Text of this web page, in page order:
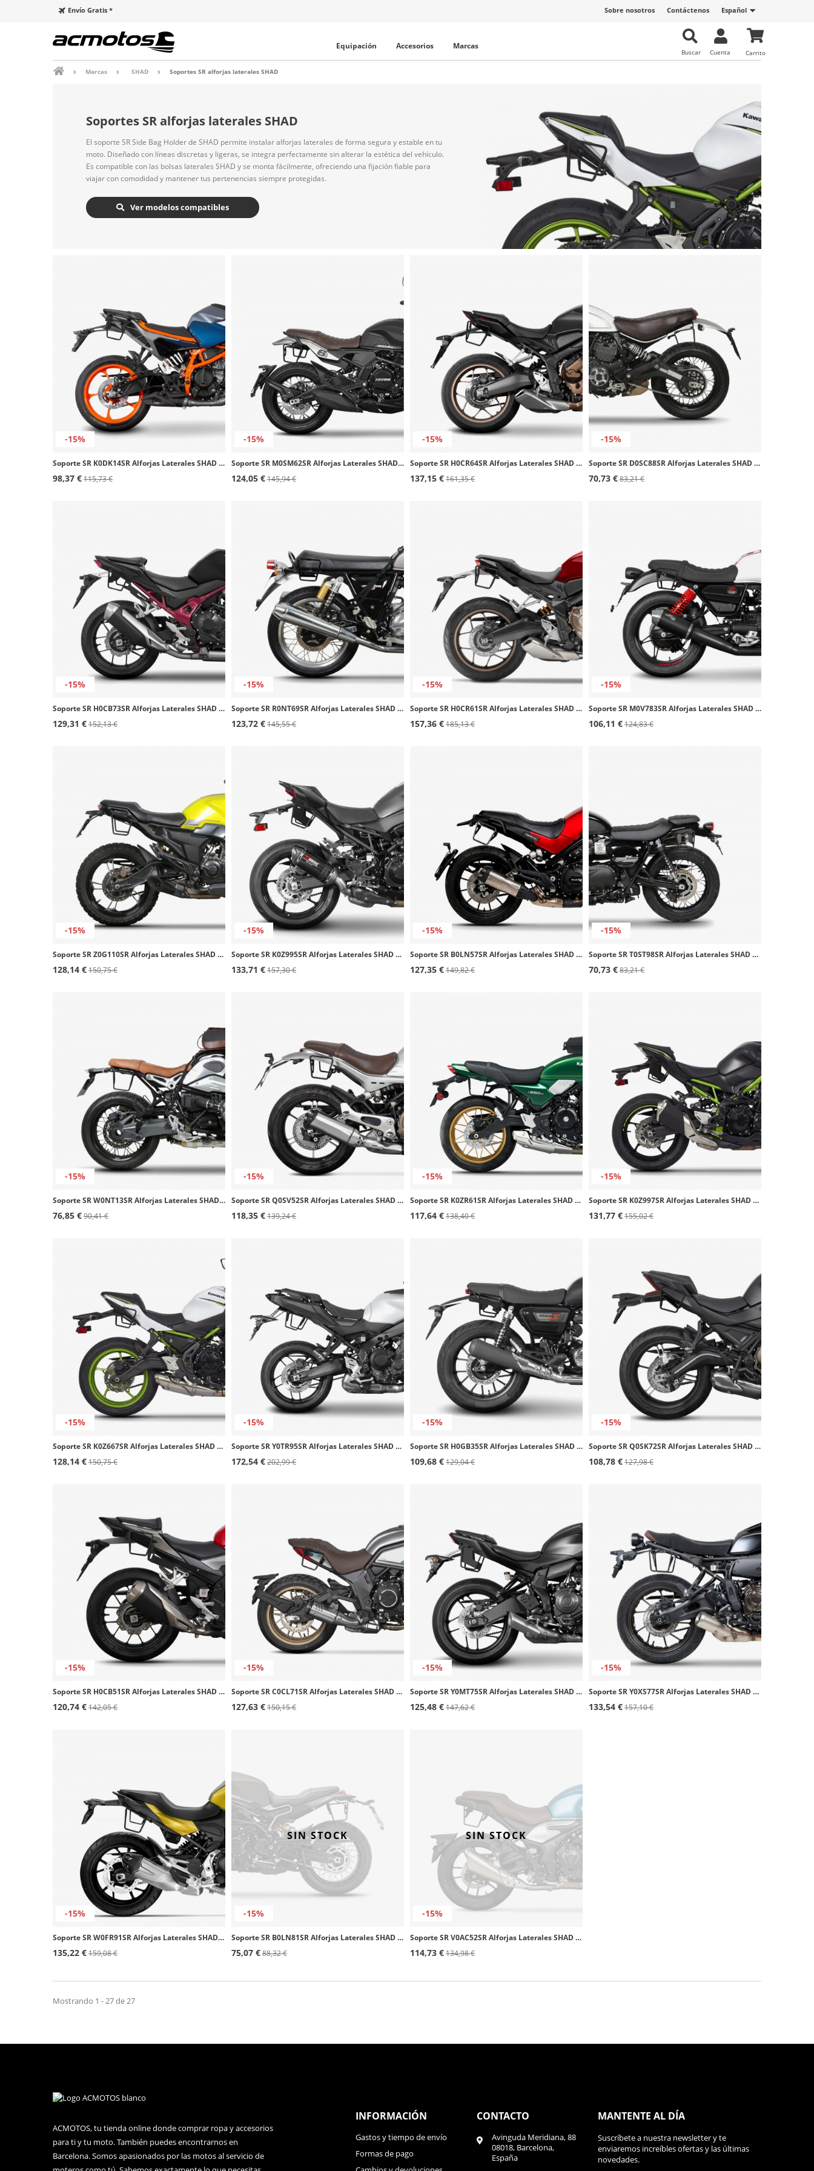
Español
Contáctenos
Sobre nosotros
Envío Gratis *
Carrito
Cuenta
Buscar
Equipación Accesorios Marcas
Marcas SHAD Soportes SR alforjas laterales SHAD
Soportes SR alforjas laterales SHAD
El soporte SR Side Bag Holder de SHAD permite instalar alforjas laterales de forma segura y estable en tu
moto. Diseñado con líneas discretas y ligeras, se integra perfectamente sin alterar la estética del vehículo.
Es compatible con las bolsas laterales SHAD y se monta fácilmente, ofreciendo una fijación fiable para
viajar con comodidad y mantener tus pertenencias siempre protegidas.
Ver modelos compatibles
-15%
Soporte SR K0DK14SR Alforjas Laterales SHAD KTM Duke 125 / 390 (24-25)
98,37 €115,73 €
-15%
Soporte SR M0SM62SR Alforjas Laterales SHAD Moto Morini Seiemmezzo STR (22-25)
124,05 €145,94 €
-15%
Soporte SR H0CR64SR Alforjas Laterales SHAD Honda CB650R / CBR650R (24-25)
137,15 €161,35 €
-15%
Soporte SR D0SC88SR Alforjas Laterales SHAD Ducati Scrambler 800 Icon/Classic (15-25)
70,73 €83,21 €
-15%
Soporte SR H0CB73SR Alforjas Laterales SHAD Honda CB750 Hornet (23-25)
129,31 €152,13 €
-15%
Soporte SR R0NT69SR Alforjas Laterales SHAD Royal Enfield Interceptor (19-25)
123,72 €145,55 €
-15%
Soporte SR H0CR61SR Alforjas Laterales SHAD Honda CB650R (20-23), CBR650R (21-23)
157,36 €185,13 €
-15%
Soporte SR M0V783SR Alforjas Laterales SHAD Moto Guzzi V7 Special Edition / Stone (23-25)
106,11 €124,83 €
-15%
Soporte SR Z0G110SR Alforjas Laterales SHAD Zontes G1-125/X/Scrambler 125 (20-25), GK125/X (22-25)
128,14 €150,75 €
-15%
Soporte SR K0Z995SR Alforjas Laterales SHAD Kawasaki Z900 (25-26)
133,71 €157,30 €
-15%
Soporte SR B0LN57SR Alforjas Laterales SHAD Benelli Leoncino 500/502i / Trail (17-25)
127,35 €149,82 €
-15%
Soporte SR T0ST98SR Alforjas Laterales SHAD Triumph Street Scrambler 900 (18-25)
70,73 €83,21 €
-15%
Soporte SR W0NT13SR Alforjas Laterales SHAD BMW R NINET 1200 (13-23)
76,85 €90,41 €
-15%
Soporte SR Q0SV52SR Alforjas Laterales SHAD QJMOTOR SRV550 (22-25)
118,35 €139,24 €
-15%
Soporte SR K0ZR61SR Alforjas Laterales SHAD Kawasaki Z650RS (21-25)
117,64 €138,40 €
-15%
Soporte SR K0Z997SR Alforjas Laterales SHAD Kawasaki Z900 (17-24)
131,77 €155,02 €
-15%
Soporte SR K0Z667SR Alforjas Laterales SHAD Kawasaki Z650 (16-25)
128,14 €150,75 €
-15%
Soporte SR Y0TR95SR Alforjas Laterales SHAD Yamaha Tracer 9 (25-26)
172,54 €202,99 €
-15%
Soporte SR H0GB35SR Alforjas Laterales SHAD Honda GB 350 S (25-26)
109,68 €129,04 €
-15%
Soporte SR Q0SK72SR Alforjas Laterales SHAD QJMOTOR SRK 700 (22-25)
108,78 €127,98 €
-15%
Soporte SR H0CB51SR Alforjas Laterales SHAD Honda CB500 Hornet (23-25), CB500F / CBR500R (19-25)
120,74 €142,05 €
-15%
Soporte SR C0CL71SR Alforjas Laterales SHAD CF MOTO 700CL-X Heritage (21-25)
127,63 €150,15 €
-15%
Soporte SR Y0MT75SR Alforjas Laterales SHAD Yamaha MT07 (25-26)
125,48 €147,62 €
-15%
Soporte SR Y0XS77SR Alforjas Laterales SHAD Yamaha XSR 700 (17-25)
133,54 €157,10 €
-15%
Soporte SR W0FR91SR Alforjas Laterales SHAD BMW F900R/XR (20-25)
135,22 €159,08 €
-15%
SIN STOCK
Soporte SR B0LN81SR Alforjas Laterales SHAD Benelli Leoncino 800 /Trail (21-25)
75,07 €88,32 €
-15%
SIN STOCK
Soporte SR V0AC52SR Alforjas Laterales SHAD Voge 500AC (21-26), 525AC (23-26)
114,73 €134,98 €
Mostrando 1 - 27 de 27
ACMOTOS, tu tienda online donde comprar ropa y accesorios
para ti y tu moto. También puedes encontrarnos en
Barcelona. Somos apasionados por las motos al servicio de
INFORMACIÓN
Gastos y tiempo de envío
Formas de pago
CONTACTO
Avinguda Meridiana, 88
08018, Barcelona,
España
MANTENTE AL DÍA
Suscríbete a nuestra newsletter y te
enviaremos increíbles ofertas y las últimas
novedades.